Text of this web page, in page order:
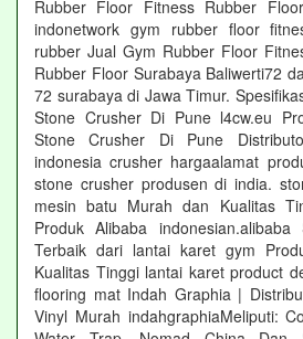
Rubber Floor Fitness Rubber
indonetwork gym rubber floor
rubber Jual Gym Rubber Floor
Rubber Floor Surabaya Baliwerti72
72 surabaya di Jawa Timur.
Stone Crusher Di Pune l4cw.eu
Stone Crusher Di Pune
indonesia crusher hargaalamat
stone crusher produsen di india.
mesin batu Murah dan Kualitas
Produk Alibaba
Terbaik dari lantai karet gym
Kualitas Tinggi lantai karet product
flooring mat Indah Graphia |
Vinyl Murah indahgraphiaMeliputi: